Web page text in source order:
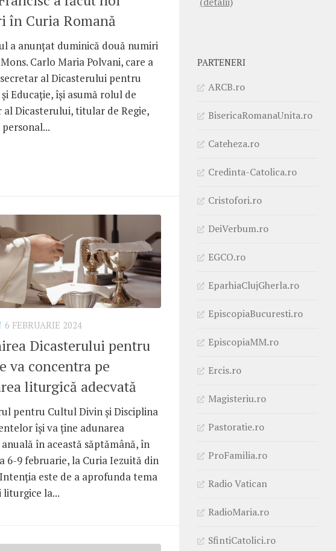
în Curia Romană
a anunțat duminică două numiri
Carlo Maria Polvani, care a
al Dicasterului pentru
Educație, își asumă rolul de
al Dicasterului, titular de Regie,
6 FEBRUARIE 2024
Dicasterului pentru
va concentra pe
liturgică adecvată
pentru Cultul Divin și Disciplina
își va ține adunarea
în această săptămână, în
6-9 februarie, la Curia Iezuită din
este de a aprofunda tema
la...
PARTENERI
ARCB.ro
BisericaRomanaUnita.ro
Cateheza.ro
Credinta-Catolica.ro
Cristofori.ro
DeiVerbum.ro
EGCO.ro
EparhiaClujGherla.ro
EpiscopiaBucuresti.ro
EpiscopiaMM.ro
Ercis.ro
Magisteriu.ro
Pastoratie.ro
ProFamilia.ro
Radio Vatican
RadioMaria.ro
SfintiCatolici.ro